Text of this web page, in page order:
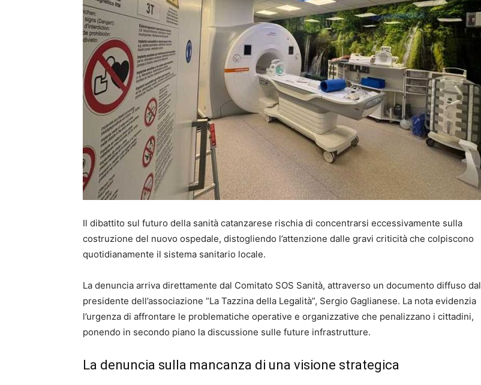
Il dibattito sul futuro della sanità catanzarese rischia di concentrarsi eccessivamente sulla
costruzione del nuovo ospedale, distogliendo l’attenzione dalle gravi criticità che colpiscono
quotidianamente il sistema sanitario locale.
La denuncia arriva direttamente dal Comitato SOS Sanità, attraverso un documento diffuso dal
presidente dell’associazione “La Tazzina della Legalità”, Sergio Gaglianese. La nota evidenzia
l’urgenza di affrontare le problematiche operative e organizzative che penalizzano i cittadini,
ponendo in secondo piano la discussione sulle future infrastrutture.
La denuncia sulla mancanza di una visione strategica